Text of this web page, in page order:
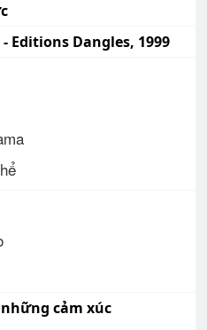
Editions Dangles, 1999
cảm xúc